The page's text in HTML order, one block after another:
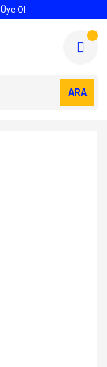
Üye Ol
ARA